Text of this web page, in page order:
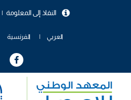
النفاذ إلى المعلومة
العربي الفرنسية